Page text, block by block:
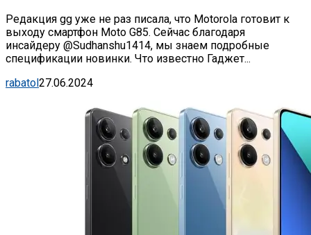
Редакция gg уже не раз писала, что Motorola готовит к
выходу смартфон Moto G85. Сейчас благодаря
инсайдеру @Sudhanshu1414, мы знаем подробные
спецификации новинки. Что известно Гаджет...
rabatol 27.06.2024